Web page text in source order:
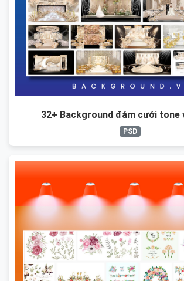
32+ Background đám cưới tone
PSD